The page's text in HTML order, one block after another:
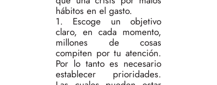
hábitos en el gasto.
1. Escoge un objetivo
claro, en cada momento,
millones de cosas
compiten por tu atención.
Por lo tanto es necesario
establecer prioridades.